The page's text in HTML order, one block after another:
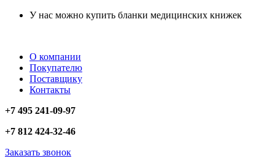
У нас можно купить бланки медицинских книжек
О компании
Покупателю
Поставщику
Контакты
+7 495 241-09-97
+7 812 424-32-46
Заказать звонок